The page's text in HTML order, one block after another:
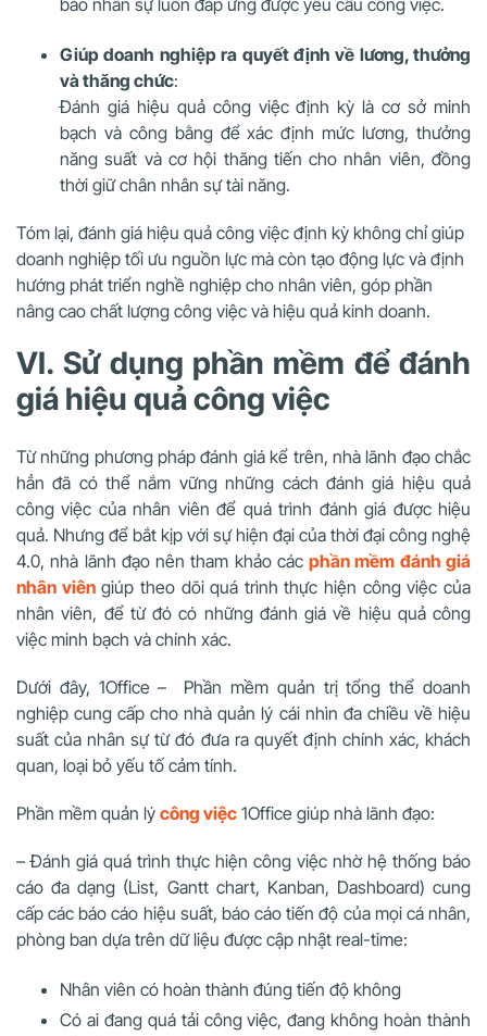
Giúp doanh nghiệp ra quyết định về lương, thưởng
và thăng chức:
Đánh giá hiệu quả công việc định kỳ là cơ sở minh
bạch và công bằng để xác định mức lương, thưởng
năng suất và cơ hội thăng tiến cho nhân viên, đồng
thời giữ chân nhân sự tài năng.
Tóm lại, đánh giá hiệu quả công việc định kỳ không chỉ giúp
doanh nghiệp tối ưu nguồn lực mà còn tạo động lực và định
hướng phát triển nghề nghiệp cho nhân viên, góp phần
nâng cao chất lượng công việc và hiệu quả kinh doanh.
VI. Sử dụng phần mềm để đánh
giá hiệu quả công việc
Từ những phương pháp đánh giá kể trên, nhà lãnh đạo chắc
hẳn đã có thể nắm vững những cách đánh giá hiệu quả
công việc của nhân viên để quá trình đánh giá được hiệu
quả. Nhưng để bắt kịp với sự hiện đại của thời đại công nghệ
4.0, nhà lãnh đạo nên tham khảo cácphần mềm đánh giá
nhân viêngiúp theo dõi quá trình thực hiện công việc của
nhân viên, để từ đó có những đánh giá về hiệu quả công
việc minh bạch và chính xác.
Dưới đây, 1Office – Phần mềm quản trị tổng thể doanh
nghiệp cung cấp cho nhà quản lý cái nhìn đa chiều về hiệu
suất của nhân sự từ đó đưa ra quyết định chính xác, khách
quan, loại bỏ yếu tố cảm tính.
Phần mềm quản lý công việc 1Office giúp nhà lãnh đạo:
– Đánh giá quá trình thực hiện công việc nhờ hệ thống báo
cáo đa dạng (List, Gantt chart, Kanban, Dashboard) cung
cấp các báo cáo hiệu suất, báo cáo tiến độ của mọi cá nhân,
phòng ban dựa trên dữ liệu được cập nhật real-time:
Nhân viên có hoàn thành đúng tiến độ không
Có ai đang quá tải công việc, đang không hoàn thành